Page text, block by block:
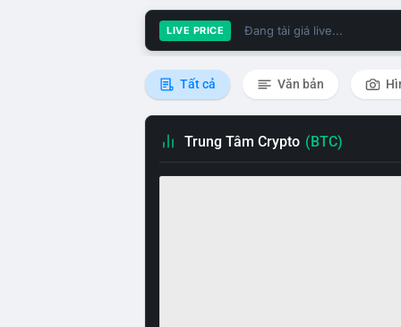
LIVE PRICE Đang tải giá live...
Tất cả Văn bản
Trung Tâm Crypto (BTC)